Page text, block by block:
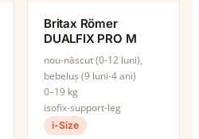
Britax Römer
DUALFIX PRO M
nou-născut (0-12 luni),
bebeluș (9 luni-4 ani)
0–19 kg
isofix-support-leg
i-Size